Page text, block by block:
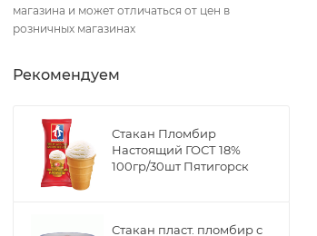
магазина и может отличаться от цен в
розничных магазинах
Рекомендуем
Стакан Пломбир
Настоящий ГОСТ 18%
100гр/30шт Пятигорск
Стакан пласт. пломбир с